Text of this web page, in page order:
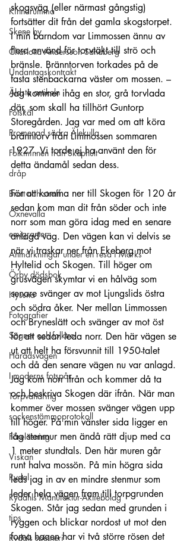
Kinnarumma
Skene by
Charlotta Andersson Sandberg
Undantagskontrakt
Äldsta artikeln
Fotskäl
Promenad södra Älekulla
Folkminnen från Skephult
dråp
Brott och straff
Öxnevalla
emigranter
Anmärkningar under en resa i Marks
Örby dödsbok
Hyssna
Fotografier
Sägner och folktro
Häradsvägen
I moderns fotspår
Torpvandring
sockenstämmoprotokoll
Föreläsning
Viskan
Rydal
Rydahls Manufaktur-Aktiebolag
tips
Rydals spinneri
skogsväg (eller närmast gångstig)
fortsätter dit från det gamla skogstorpet.
I min barndom var Limmossen ännu av
flera använd för torvtäkt till strö och
bränsle. Bränntorven torkades på de
fasta stenbackarna väster om mossen. –
Jag kommer ihåg en stor, grå torvlada
där, som skall ha tillhört Guntorp
Storegården. Jag var med om att köra
bränntorv från Limmossen sommaren
1927. Vi torde ej ha använt den för
detta ändamål sedan dess.
För att komma ner till Skogen för 120 år
sedan kom man dit från söder och inte
norr som man göra idag med en senare
anlagd väg. Den vägen kan vi delvis se
när vi traskar ner från Ekeberg mot
Hyltelid och Skogen. Till höger om
grusvägen skymtar vi en hålväg som
senare svänger av mot Ljungslids östra
och södra åker. Ner mellan Limmossen
och Bryneslätt och svänger av mot öst
för att sedan leda norr. Den här vägen se
ut att helt ha försvunnit till 1950-talet
och då den senare vägen nu var anlagd.
Jag kom norr ifrån och kommer då ta
och beskriva Skogen där ifrån. När man
kommer över mossen svänger vägen upp
till höger. På min vänster sida ligger en
låg stenmur men ändå rätt djup med ca
1 meter stundtals. Den här muren går
runt halva mossön. På min högra sida
leds jag in av en mindre stenmur som
leder hela vägen fram till torpgrunden
Skogen. Står jag sedan med grunden i
ryggen och blickar nordost ut mot den
forna hagen har vi två större rösen det